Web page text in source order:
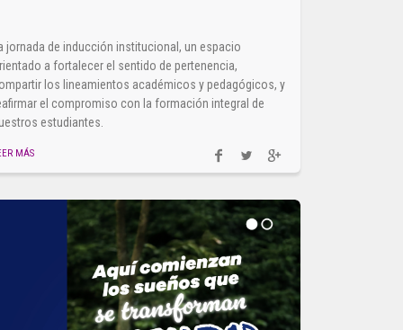
jornada de inducción institucional, un espacio
a fortalecer el sentido de pertenencia,
los lineamientos académicos y pedagógicos, y
el compromiso con la formación integral de
estudiantes.
MÁS